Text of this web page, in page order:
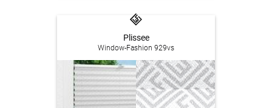
Plissee
Window-Fashion 929vs